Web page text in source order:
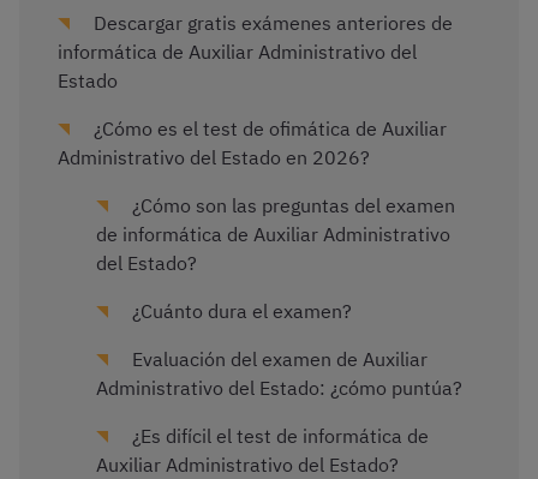
Descargar gratis exámenes anteriores de
informática de Auxiliar Administrativo del
Estado
¿Cómo es el test de ofimática de Auxiliar
Administrativo del Estado en 2026?
¿Cómo son las preguntas del examen
de informática de Auxiliar Administrativo
del Estado?
¿Cuánto dura el examen?
Evaluación del examen de Auxiliar
Administrativo del Estado: ¿cómo puntúa?
¿Es difícil el test de informática de
Auxiliar Administrativo del Estado?